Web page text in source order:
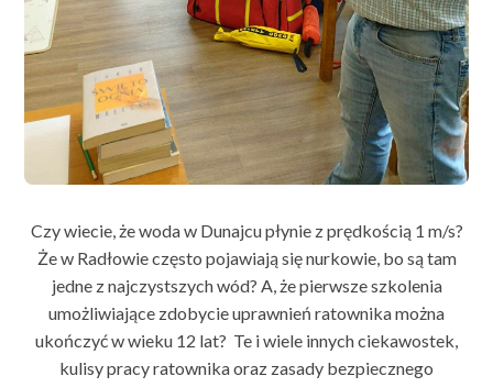
Czy wiecie, że woda w Dunajcu płynie z prędkością 1 m/s?
Że w Radłowie często pojawiają się nurkowie, bo są tam
jedne z najczystszych wód? A, że pierwsze szkolenia
umożliwiające zdobycie uprawnień ratownika można
ukończyć w wieku 12 lat? ‍ Te i wiele innych ciekawostek,
kulisy pracy ratownika oraz zasady bezpiecznego